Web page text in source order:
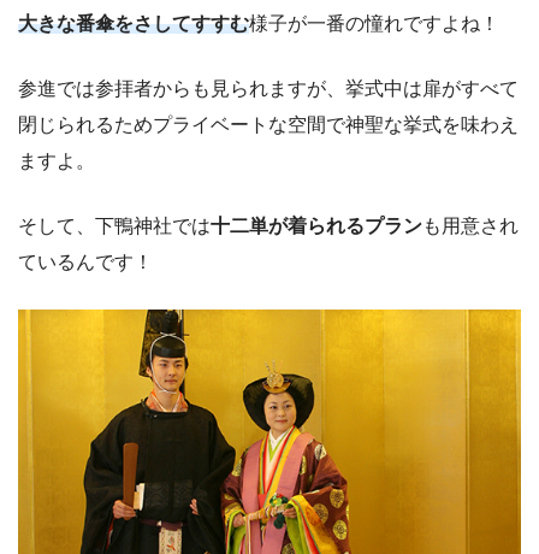
大きな番傘をさしてすすむ様子が一番の憧れですよね！
参進では参拝者からも見られますが、挙式中は扉がすべて
閉じられるためプライベートな空間で神聖な挙式を味わえ
ますよ。
そして、下鴨神社では十二単が着られるプランも用意され
ているんです！